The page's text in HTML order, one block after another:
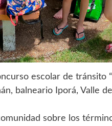
escolar de tránsito
balneario Iporá, Valle
sobre los